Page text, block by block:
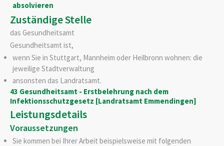
absolvieren
Zuständige Stelle
das Gesundheitsamt
Gesundheitsamt ist,
wenn Sie in Stuttgart, Mannheim oder Heilbronn wohnen: die
jeweilige Stadtverwaltung
ansonsten das Landratsamt.
43 Gesundheitsamt - Erstbelehrung nach dem
Infektionsschutzgesetz [Landratsamt Emmendingen]
Leistungsdetails
Voraussetzungen
Sie kommen bei Ihrer Arbeit beispielsweise mit folgenden